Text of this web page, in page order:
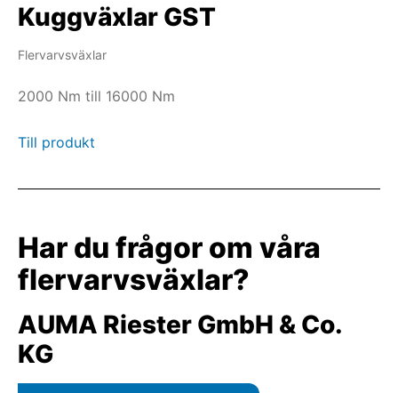
Kuggväxlar GST
Flervarvsväxlar
2000 Nm till 16000 Nm
Till produkt
Har du frågor om våra
flervarvsväxlar?
AUMA Riester GmbH & Co.
KG